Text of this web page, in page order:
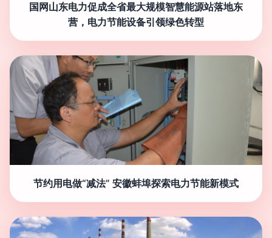
国网山东电力促成全省最大规模智慧能源站落地东
营，电力节能设备引领绿色转型
节约用电做“减法” 安徽蚌埠探索电力节能新模式